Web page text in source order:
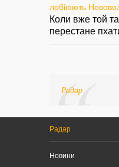
лобіюють
Коли вже той
перестане
Радар
Радар
Новини